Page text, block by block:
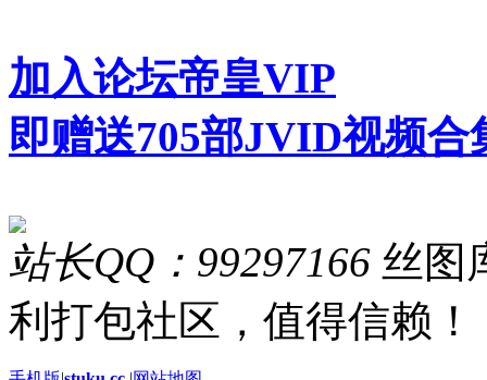
加入论坛帝皇VIP
即赠送705部JVID视频合
站长QQ：99297166 丝图
利打包社区，值得信赖！